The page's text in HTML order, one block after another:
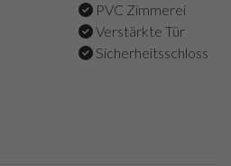
PVC Zimmerei
Verstärkte Tür
Sicherheitsschloss